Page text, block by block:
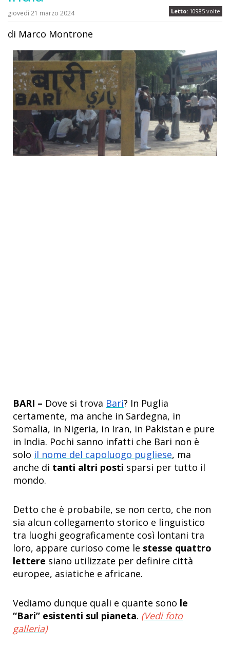
Letto: 10985 volte
giovedì 21 marzo 2024
di Marco Montrone
BARI – Dove si trova Bari? In Puglia
certamente, ma anche in Sardegna, in
Somalia, in Nigeria, in Iran, in Pakistan e pure
in India. Pochi sanno infatti che Bari non è
solo il nome del capoluogo pugliese, ma
anche di tanti altri posti sparsi per tutto il
mondo.
Detto che è probabile, se non certo, che non
sia alcun collegamento storico e linguistico
tra luoghi geograficamente così lontani tra
loro, appare curioso come le stesse quattro
lettere siano utilizzate per definire città
europee, asiatiche e africane.
Vediamo dunque quali e quante sono le
“Bari” esistenti sul pianeta. (Vedi foto
galleria)